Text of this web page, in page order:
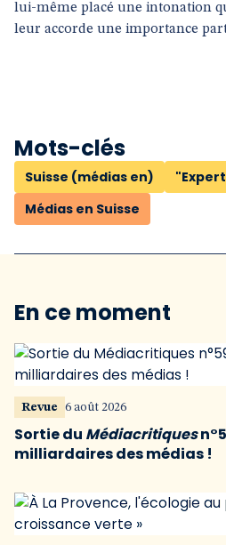
lui-même placé une intonation
leur accorde une importance
Mots-clés
Suisse (médias en)
Médias en Suisse
En ce moment
Revue 6 août 2026
Sortie du Médiacritiques
milliardaires des médias !